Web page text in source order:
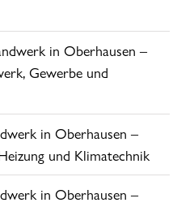
in Oberhausen –
Gewerbe und
in Oberhausen –
und Klimatechnik
in Oberhausen –